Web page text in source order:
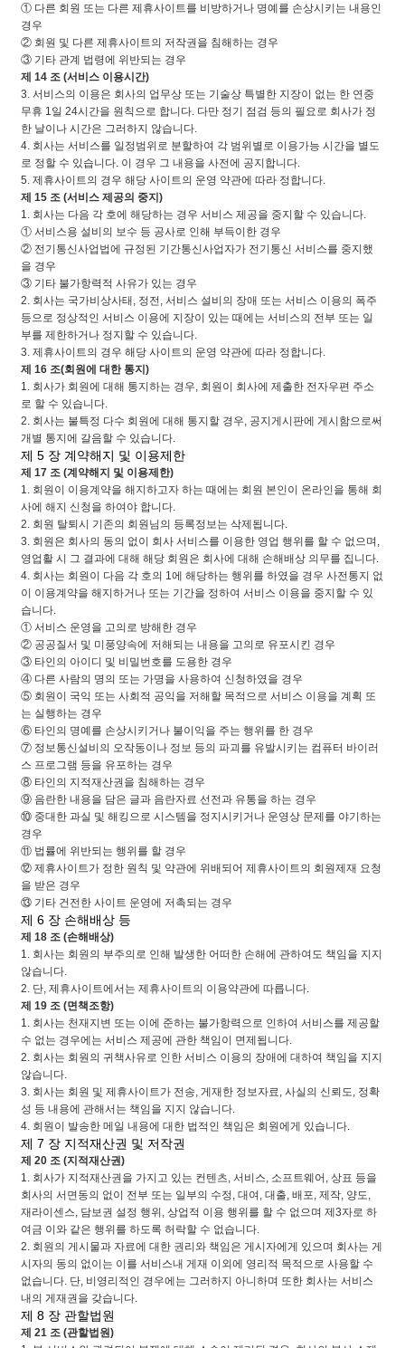
① 다른 회원 또는 다른 제휴사이트를 비방하거나 명예를 손상시키는 내용인
경우
② 회원 및 다른 제휴사이트의 저작권을 침해하는 경우
③ 기타 관계 법령에 위반되는 경우
제 14 조 (서비스 이용시간)
3. 서비스의 이용은 회사의 업무상 또는 기술상 특별한 지장이 없는 한 연중
무휴 1일 24시간을 원칙으로 합니다. 다만 정기 점검 등의 필요로 회사가 정
한 날이나 시간은 그러하지 않습니다.
4. 회사는 서비스를 일정범위로 분할하여 각 범위별로 이용가능 시간을 별도
로 정할 수 있습니다. 이 경우 그 내용을 사전에 공지합니다.
5. 제휴사이트의 경우 해당 사이트의 운영 약관에 따라 정합니다.
제 15 조 (서비스 제공의 중지)
1. 회사는 다음 각 호에 해당하는 경우 서비스 제공을 중지할 수 있습니다.
① 서비스용 설비의 보수 등 공사로 인해 부득이한 경우
② 전기통신사업법에 규정된 기간통신사업자가 전기통신 서비스를 중지했
을 경우
③ 기타 불가항력적 사유가 있는 경우
2. 회사는 국가비상사태, 정전, 서비스 설비의 장애 또는 서비스 이용의 폭주
등으로 정상적인 서비스 이용에 지장이 있는 때에는 서비스의 전부 또는 일
부를 제한하거나 정지할 수 있습니다.
3. 제휴사이트의 경우 해당 사이트의 운영 약관에 따라 정합니다.
제 16 조(회원에 대한 통지)
1. 회사가 회원에 대해 통지하는 경우, 회원이 회사에 제출한 전자우편 주소
로 할 수 있습니다.
2. 회사는 불특정 다수 회원에 대해 통지할 경우, 공지게시판에 게시함으로써
개별 통지에 갈음할 수 있습니다.
제 5 장 계약해지 및 이용제한
제 17 조 (계약해지 및 이용제한)
1. 회원이 이용계약을 해지하고자 하는 때에는 회원 본인이 온라인을 통해 회
사에 해지 신청을 하여야 합니다.
2. 회원 탈퇴시 기존의 회원님의 등록정보는 삭제됩니다.
3. 회원은 회사의 동의 없이 회사 서비스를 이용한 영업 행위를 할 수 없으며,
영업활 시 그 결과에 대해 해당 회원은 회사에 대해 손해배상 의무를 집니다.
4. 회사는 회원이 다음 각 호의 1에 해당하는 행위를 하였을 경우 사전통지 없
이 이용계약을 해지하거나 또는 기간을 정하여 서비스 이용을 중지할 수 있
습니다.
① 서비스 운영을 고의로 방해한 경우
② 공공질서 및 미풍양속에 저해되는 내용을 고의로 유포시킨 경우
③ 타인의 아이디 및 비밀번호를 도용한 경우
④ 다른 사람의 명의 또는 가명을 사용하여 신청하였을 경우
⑤ 회원이 국익 또는 사회적 공익을 저해할 목적으로 서비스 이용을 계획 또
는 실행하는 경우
⑥ 타인의 명예를 손상시키거나 불이익을 주는 행위를 한 경우
⑦ 정보통신설비의 오작동이나 정보 등의 파괴를 유발시키는 컴퓨터 바이러
스 프로그램 등을 유포하는 경우
⑧ 타인의 지적재산권을 침해하는 경우
⑨ 음란한 내용을 담은 글과 음란자료 선전과 유통을 하는 경우
⑩ 중대한 과실 및 해킹으로 시스템을 정지시키거나 운영상 문제를 야기하는
경우
⑪ 법률에 위반되는 행위를 할 경우
⑫ 제휴사이트가 정한 원칙 및 약관에 위배되어 제휴사이트의 회원제재 요청
을 받은 경우
⑬ 기타 건전한 사이트 운영에 저촉되는 경우
제 6 장 손해배상 등
제 18 조 (손해배상)
1. 회사는 회원의 부주의로 인해 발생한 어떠한 손해에 관하여도 책임을 지지
않습니다.
2. 단, 제휴사이트에서는 제휴사이트의 이용약관에 따릅니다.
제 19 조 (면책조항)
1. 회사는 천재지변 또는 이에 준하는 불가항력으로 인하여 서비스를 제공할
수 없는 경우에는 서비스 제공에 관한 책임이 면제됩니다.
2. 회사는 회원의 귀책사유로 인한 서비스 이용의 장애에 대하여 책임을 지지
않습니다.
3. 회사는 회원 및 제휴사이트가 전송, 게재한 정보자료, 사실의 신뢰도, 정확
성 등 내용에 관해서는 책임을 지지 않습니다.
4. 회원이 발송한 메일 내용에 대한 법적인 책임은 회원에게 있습니다.
제 7 장 지적재산권 및 저작권
제 20 조 (지적재산권)
1. 회사가 지적재산권을 가지고 있는 컨텐츠, 서비스, 소프트웨어, 상표 등을
회사의 서면동의 없이 전부 또는 일부의 수정, 대여, 대출, 배포, 제작, 양도,
재라이센스, 담보권 설정 행위, 상업적 이용 행위를 할 수 없으며 제3자로 하
여금 이와 같은 행위를 하도록 허락할 수 없습니다.
2. 회원의 게시물과 자료에 대한 권리와 책임은 게시자에게 있으며 회사는 게
시자의 동의 없이는 이를 서비스내 게재 이외에 영리적 목적으로 사용할 수
없습니다. 단, 비영리적인 경우에는 그러하지 아니하며 또한 회사는 서비스
내의 게재권을 갖습니다.
제 8 장 관할법원
제 21 조 (관할법원)